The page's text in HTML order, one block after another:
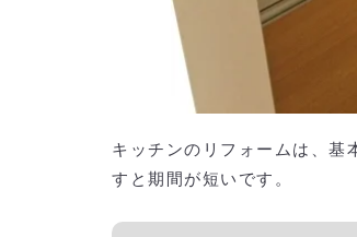
キッチンのリフォームは、基
すと期間が短いです。